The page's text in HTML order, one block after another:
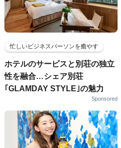
忙しいビジネスパーソンを癒やす
ホテルのサービスと別荘の独立
性を融合…シェア別荘
｢GLAMDAY STYLE｣の魅力
Sponsored